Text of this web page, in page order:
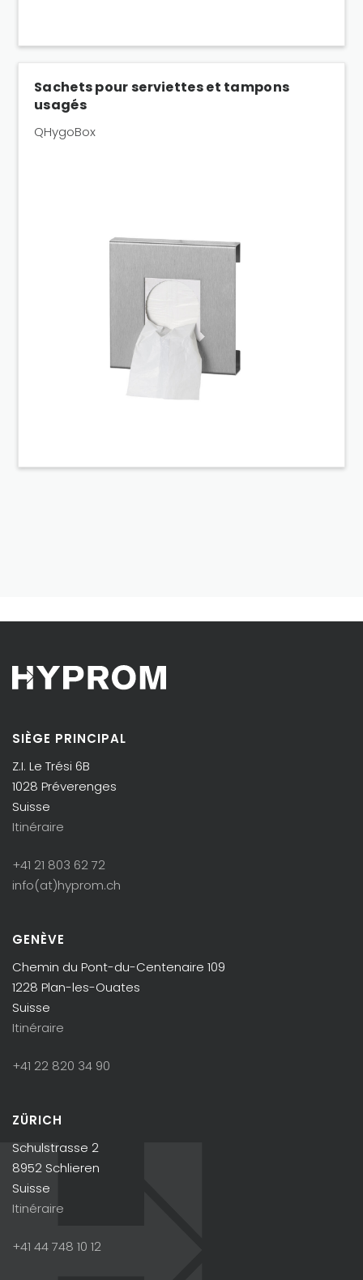
Sachets pour serviettes et tampons
usagés
QHygoBox
SIÈGE PRINCIPAL
Z.I. Le Trési 6B
1028 Préverenges
Suisse
Itinéraire
+41 21 803 62 72
info(at)hyprom.ch
GENÈVE
Chemin du Pont-du-Centenaire 109
1228 Plan-les-Ouates
Suisse
Itinéraire
+41 22 820 34 90
ZÜRICH
Schulstrasse 2
8952 Schlieren
Suisse
Itinéraire
+41 44 748 10 12